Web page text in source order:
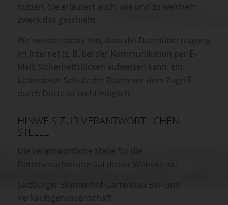
nutzen. Sie erläutert auch, wie und zu welchem
Zweck das geschieht.
Wir weisen darauf hin, dass die Datenübertragung
im Internet (z. B. bei der Kommunikation per E-
Mail) Sicherheitslücken aufweisen kann. Ein
lückenloser Schutz der Daten vor dem Zugriff
durch Dritte ist nicht möglich.
HINWEIS ZUR VERANTWORTLICHEN
STELLE
Die verantwortliche Stelle für die
Datenverarbeitung auf dieser Website ist:
Salzburger Blumenhof Gartenbau Ein- und
Verkaufsgenossenschaft